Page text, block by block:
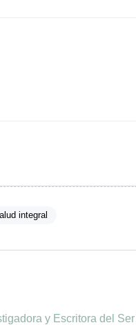
integral
y Escritora del Ser